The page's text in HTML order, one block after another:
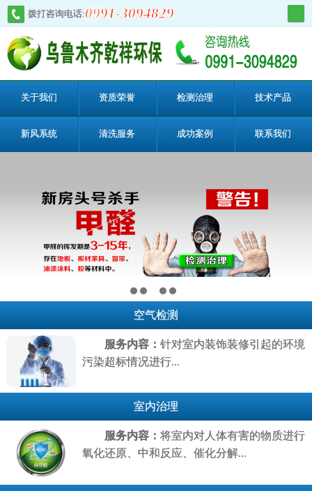
拨打咨询电话:0991-3094829
关于我们 资质荣誉 检测治理 技术产品
新风系统 清洗服务 成功案例 联系我们
空气检测
服务内容： 针对室内装饰装修引起的环境
污染超标情况进行...
室内治理
服务内容： 将室内对人体有害的物质进行
氧化还原、中和反应、催化分解...